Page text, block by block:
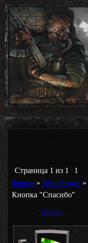
Страница 1 из 1
1
Форум » Web Раздел »
Кнопка "Спасибо"
_Admin_